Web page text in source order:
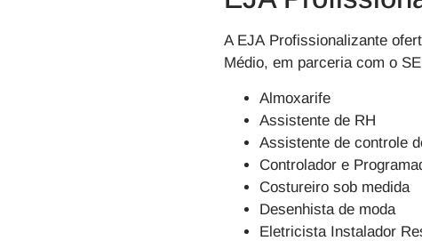
A EJAProfissionalizante
Médio, em parceria com o
Almoxarife
Assistente de RH
Assistente de controle
Controlador e
Costureiro sob medida
Desenhista de moda
Eletricista Instalador